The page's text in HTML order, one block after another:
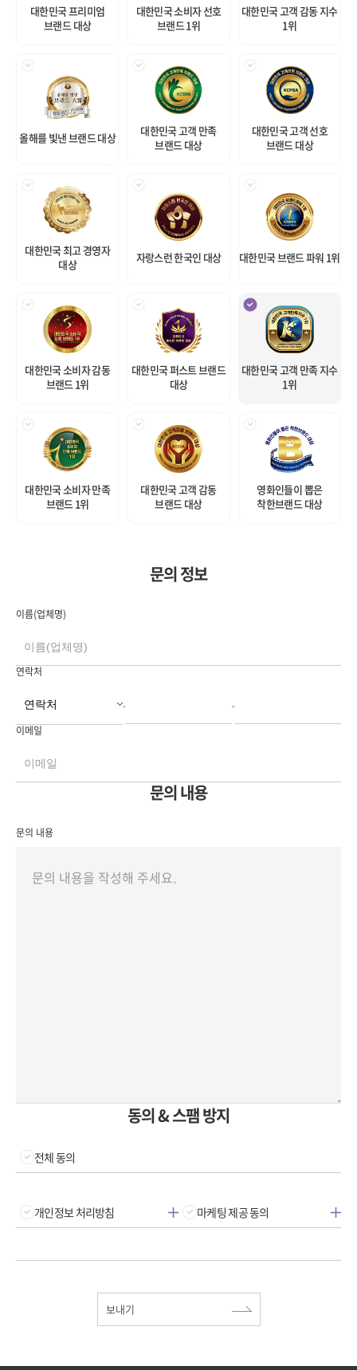
대한민국 프리미엄
브랜드 대상
대한민국 소비자 선호
브랜드 1위
대한민국 고객 감동 지수
1위
올해를 빛낸 브랜드 대상
대한민국 고객 만족
브랜드 대상
대한민국 고객 선호
브랜드 대상
대한민국 최고 경영자
대상
자랑스런 한국인 대상 대한민국 브랜드 파워 1위
대한민국 소비자 감동
브랜드 1위
대한민국 퍼스트 브랜드
대상
대한민국 고객 만족 지수
1위
대한민국 소비자 만족
브랜드 1위
대한민국 고객 감동
브랜드 대상
영화인들이 뽑은
착한브랜드 대상
문의 정보
이름(업체명)
연락처
- -
이메일
문의 내용
문의 내용
동의 & 스팸 방지
전체 동의
개인정보 처리방침 마케팅 제공 동의
보내기